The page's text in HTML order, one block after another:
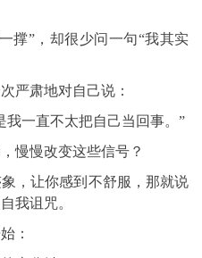
撑”，却很少问一句“我其实
严肃地对自己说：
我一直不太把自己当回事。”
慢慢改变这些信号？
，让你感到不舒服，那就说
我诅咒。
：